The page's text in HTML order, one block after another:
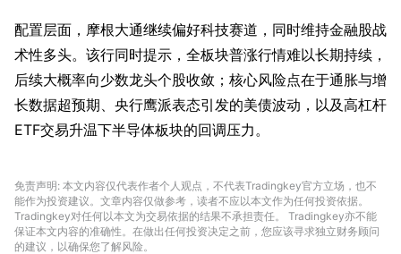
配置层面，摩根大通继续偏好科技赛道，同时维持金融股战
术性多头。该行同时提示，全板块普涨行情难以长期持续，
后续大概率向少数龙头个股收敛；核心风险点在于通胀与增
长数据超预期、央行鹰派表态引发的美债波动，以及高杠杆
ETF交易升温下半导体板块的回调压力。
免责声明: 本文内容仅代表作者个人观点，不代表Tradingkey官方立场，也不
能作为投资建议。文章内容仅做参考，读者不应以本文作为任何投资依据。
Tradingkey对任何以本文为交易依据的结果不承担责任。 Tradingkey亦不能
保证本文内容的准确性。在做出任何投资决定之前，您应该寻求独立财务顾问
的建议，以确保您了解风险。